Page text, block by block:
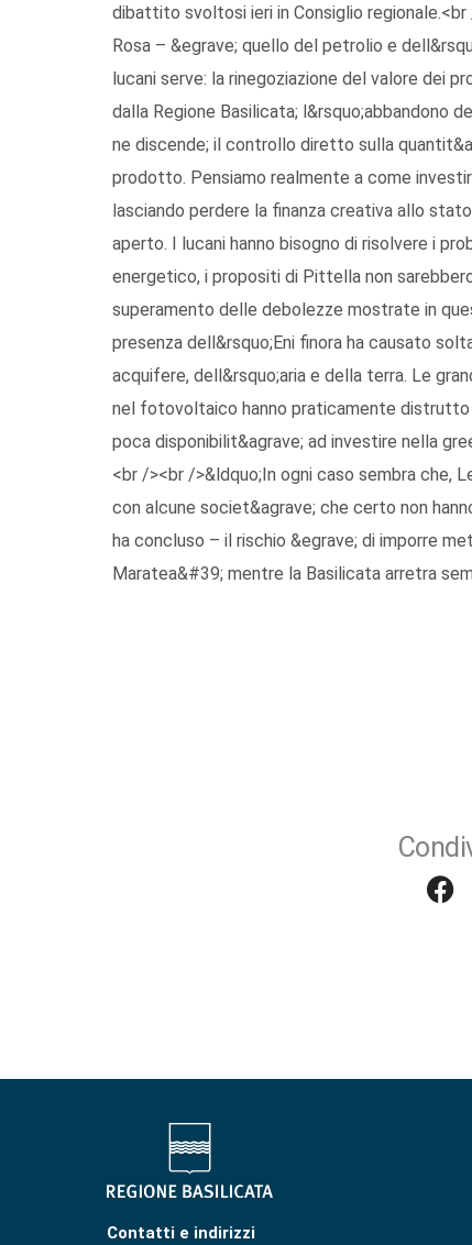
dibattito svoltosi ieri in Consiglio
Rosa – &egrave; quello del petrolio e
lucani serve: la rinegoziazione del valore dei
dalla Regione Basilicata; l&rsquo;abbandono
ne discende; il controllo diretto sulla
prodotto. Pensiamo realmente a come
lasciando perdere la finanza creativa allo
aperto. I lucani hanno bisogno di risolvere i
energetico, i propositi di Pittella non
superamento delle debolezze mostrate in
presenza dell&rsquo;Eni finora ha causato
acquifere, dell&rsquo;aria e della terra. Le
nel fotovoltaico hanno praticamente
poca disponibilit&agrave; ad investire nella
<br /><br />&ldquo;In ogni caso sembra che,
con alcune societ&agrave; che certo non
ha concluso – il rischio &egrave; di imporre
Maratea&#39; mentre la Basilicata arretra
Contatti e indirizzi